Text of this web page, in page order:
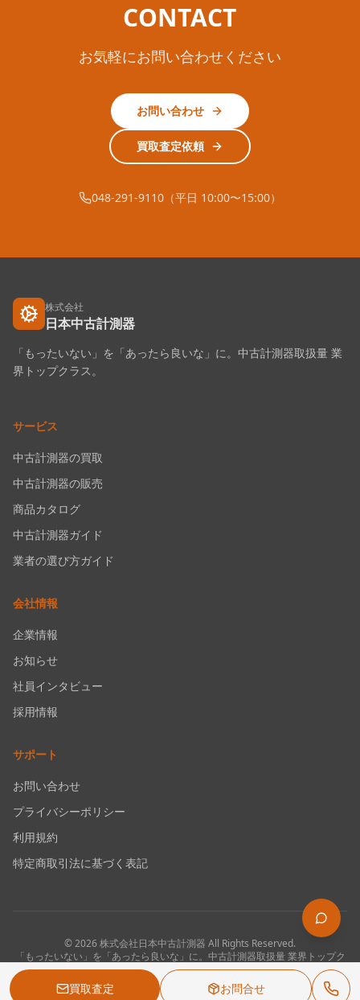
CONTACT
お気軽にお問い合わせください
お問い合わせ
買取査定依頼
048-291-9110（平日 10:00〜15:00）
買取査定 お問合せ
株式会社
日本中古計測器
「もったいない」を「あったら良いな」に。中古計測器取扱量 業
界トップクラス。
サービス
中古計測器の買取
中古計測器の販売
商品カタログ
中古計測器ガイド
業者の選び方ガイド
会社情報
企業情報
お知らせ
社員インタビュー
採用情報
サポート
お問い合わせ
プライバシーポリシー
利用規約
特定商取引法に基づく表記
©2026株式会社日本中古計測器 All Rights Reserved.
「もったいない」を「あったら良いな」に。中古計測器取扱量 業界トップク
ラス。